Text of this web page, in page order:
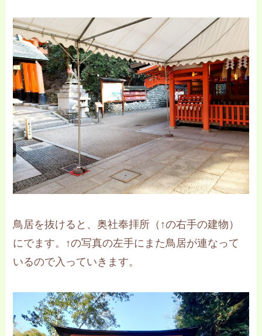
鳥居を抜けると、奥社奉拝所（↑の右手の建物）
にでます。↑の写真の左手にまた鳥居が連なって
いるので入っていきます。